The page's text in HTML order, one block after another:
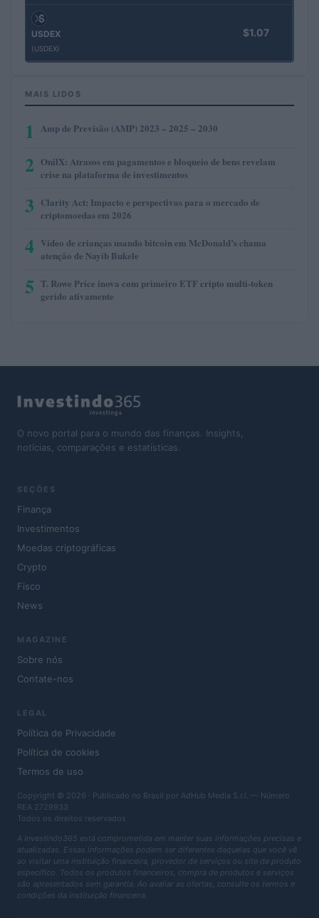
USDEX
(USDEX)
$1.07
MAIS LIDOS
1 Amp de Previsão (AMP) 2023 – 2025 – 2030
2 OnilX: Atrasos em pagamentos e bloqueio de bens revelam
crise na plataforma de investimentos
3 Clarity Act: Impacto e perspectivas para o mercado de
criptomoedas em 2026
4 Vídeo de crianças usando bitcoin em McDonald’s chama
atenção de Nayib Bukele
5 T. Rowe Price inova com primeiro ETF cripto multi-token
gerido ativamente
O novo portal para o mundo das finanças. Insights,
notícias, comparações e estatísticas.
SEÇÕES
Finança
Investimentos
Moedas criptográficas
Crypto
Fisco
News
MAGAZINE
Sobre nós
Contate-nos
LEGAL
Política de Privacidade
Política de cookies
Termos de uso
Copyright © 2026 · Publicado no Brasil por AdHub Media S.r.l. — Número
REA 2729933
Todos os direitos reservados
A Investindo365 está comprometida em manter suas informações precisas e
atualizadas. Essas informações podem ser diferentes daquelas que você vê
ao visitar uma instituição financeira, provedor de serviços ou site de produto
específico. Todos os produtos financeiros, compra de produtos e serviços
são apresentados sem garantia. Ao avaliar as ofertas, consulte os termos e
condições da instituição financeira.